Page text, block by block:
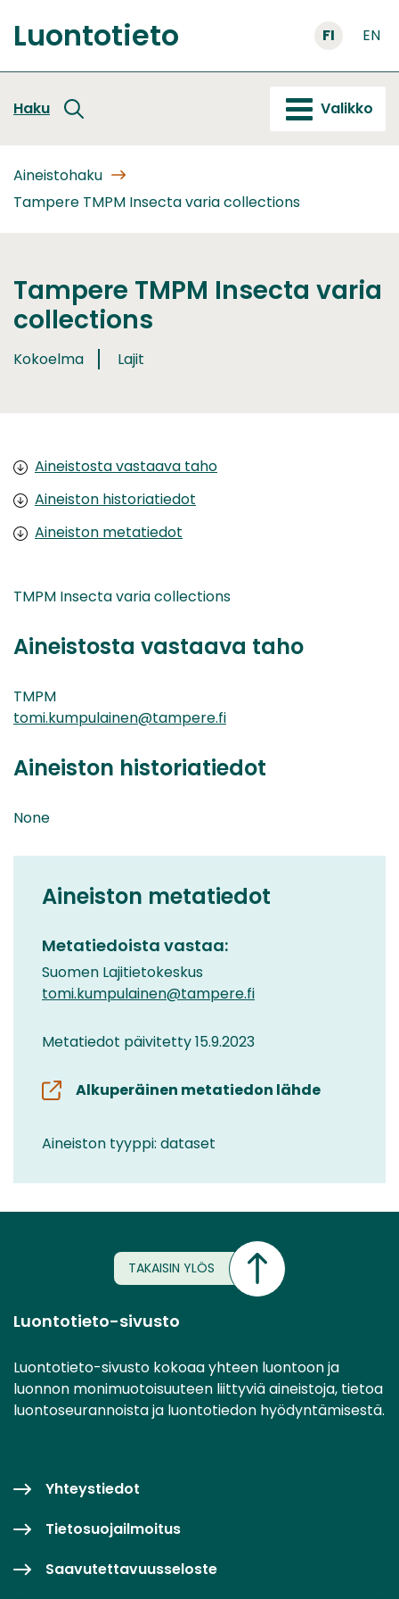
sisältöön
Etusivu
Luontotieto FI EN
Haku Valikko
Aineistohaku
Tampere TMPM Insecta varia collections
Tampere TMPM Insecta varia
collections
Kokoelma Lajit
Aineistosta vastaava taho
Aineiston historiatiedot
Aineiston metatiedot
TMPM Insecta varia collections
Aineistosta vastaava taho
TMPM
tomi.kumpulainen@tampere.fi
Aineiston historiatiedot
None
Aineiston metatiedot
Metatiedoista vastaa:
Suomen Lajitietokeskus
tomi.kumpulainen@tampere.fi
Metatiedot päivitetty 15.9.2023
Alkuperäinen metatiedon lähde
Aineiston tyyppi: dataset
TAKAISIN YLÖS
Luontotieto-sivusto
Luontotieto-sivusto kokoaa yhteen luontoon ja
luonnon monimuotoisuuteen liittyviä aineistoja, tietoa
luontoseurannoista ja luontotiedon hyödyntämisestä.
Yhteystiedot
Tietosuojailmoitus
Saavutettavuusseloste